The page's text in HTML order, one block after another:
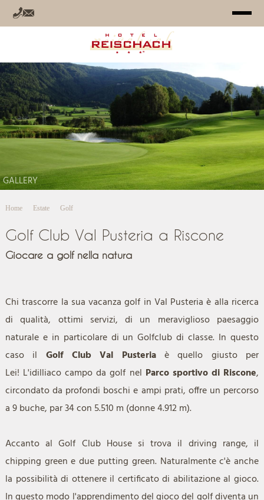
HOTEL
CAMERE
OFFERTE
ESTATE
INVERNO
INFO
GALLERY
Home Estate Golf
Golf Club Val Pusteria a Riscone
Giocare a golf nella natura
Chi trascorre la sua vacanza golf in Val Pusteria è alla ricerca
di qualità, ottimi servizi, di un meraviglioso paesaggio
naturale e in particolare di un Golfclub di classe. In questo
caso il Golf Club Val Pusteriaè quello giusto per
Lei! L'idilliaco campo da golf nel Parco sportivo di Riscone,
circondato da profondi boschi e ampi prati, offre un percorso
a 9 buche, par 34 con 5.510 m (donne 4.912 m).
Accanto al Golf Club House si trova il driving range, il
chipping green e due putting green. Naturalmente c'è anche
la possibilità di ottenere il certificato di abilitazione al gioco.